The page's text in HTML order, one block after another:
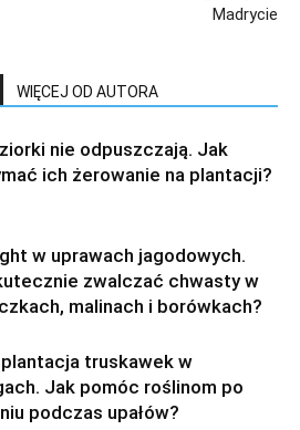
Madrycie
WIĘCEJ OD AUTORA
nie odpuszczają. Jak
ich żerowanie na plantacji?
w uprawach jagodowych.
zwalczać chwasty w
malinach i borówkach?
truskawek w
Jak pomóc roślinom po
podczas upałów?